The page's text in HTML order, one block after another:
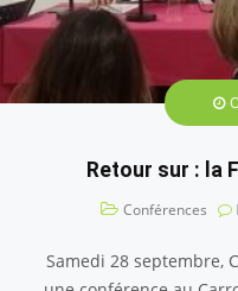
Retour sur : la
Conférences
Samedi 28 septembre,